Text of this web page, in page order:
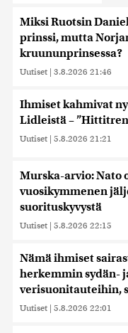
Miksi Ruotsin
prinssi, mutta
kruununprinsessa?
Uutiset | 3.8.2026 21:46
Ihmiset kahmivat
Lidleistä –
Uutiset | 5.8.2026 21:21
Murska-arvio: Nato
vuosikymmenen
suorituskyvystä
Uutiset | 5.8.2026 22:15
Nämä ihmiset
herkemmin sydän-
verisuonitauteihin,
Uutiset | 5.8.2026 22:01